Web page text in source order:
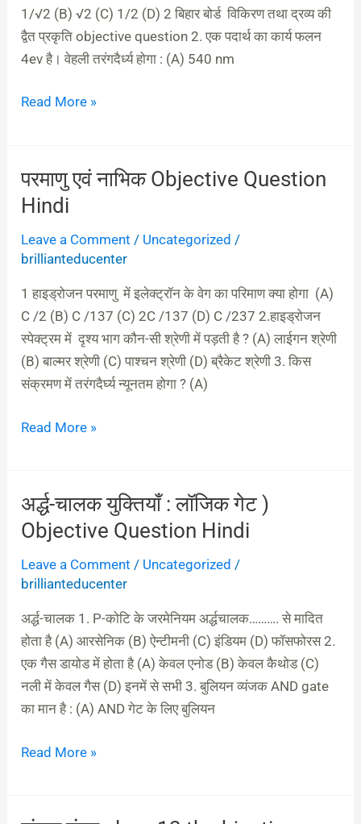
1/√2 (B) √2 (C) 1/2 (D) 2 बिहार बोर्ड विकिरण तथा द्रव्य की
द्वैत प्रकृति objective question 2. एक पदार्थ का कार्य फलन
4ev है। वेहली तरंगदैर्ध्य होगा : (A) 540 nm
Question
Hindi
Read More »
परमाणु एवं नाभिक Objective Question
Hindi
Leave a Comment / Uncategorized /
brillianteducenter
1 हाइड्रोजन परमाणु में इलेक्ट्रॉन के वेग का परिमाण क्या होगा (A)
C /2 (B) C /137 (C) 2C /137 (D) C /237 2.हाइड्रोजन
स्पेक्ट्रम में दृश्य भाग कौन-सी श्रेणी में पड़ती है ? (A) लाईगन श्रेणी
(B) बाल्मर श्रेणी (C) पाश्चन श्रेणी (D) ब्रैकेट श्रेणी 3. किस
संक्रमण में तरंगदैर्घ्य न्यूनतम होगा ? (A)
परमाणु
एवं
Objective
Question
Hindi
Read More »
अर्द्ध-चालक युक्तियाँ : लॉजिक गेट )
Objective Question Hindi
Leave a Comment / Uncategorized /
brillianteducenter
अर्द्ध-चालक 1. P-कोटि के जरमेनियम अर्द्धचालक………. से मादित
होता है (A) आरसेनिक (B) ऐन्टीमनी (C) इंडियम (D) फॉसफोरस 2.
एक गैस डायोड में होता है (A) केवल एनोड (B) केवल कैथोड (C)
नली में केवल गैस (D) इनमें से सभी 3. बुलियन व्यंजक AND gate
का मान है : (A) AND गेट के लिए बुलियन
अर्द्ध-
चालक
युक्तियाँ
:
लॉजिक
गेट )
Objective
Question
Hindi
Read More »